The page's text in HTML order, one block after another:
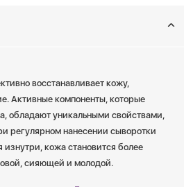
восстанавливает кожу,
Активные компоненты, которые
обладают уникальными свойствами,
регулярном нанесении сыворотки
кожа становится более
сияющей и молодой.